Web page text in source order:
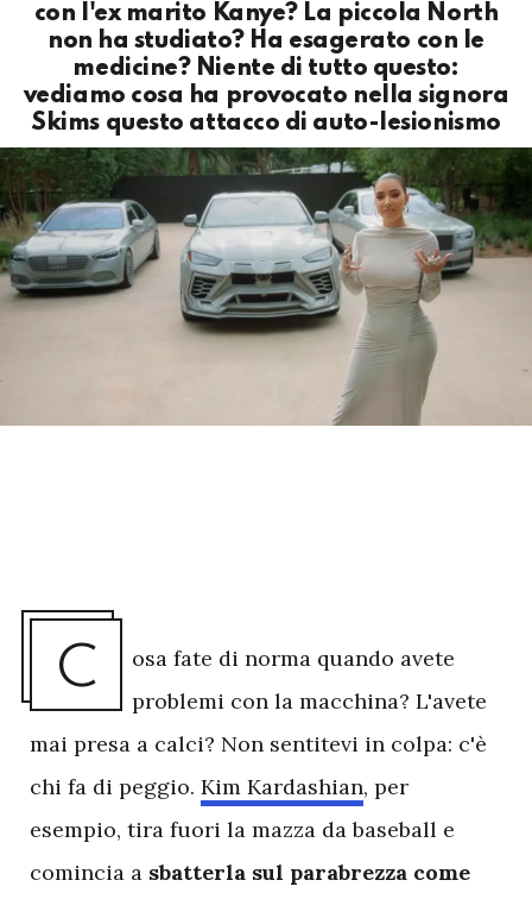
con l'ex marito Kanye? La piccola North
non ha studiato? Ha esagerato con le
medicine? Niente di tutto questo:
vediamo cosa ha provocato nella signora
Skims questo attacco di auto-lesionismo
C
osa fate di norma quando avete
problemi con la macchina? L'avete
mai presa a calci? Non sentitevi in colpa: c'è
chi fa di peggio. Kim Kardashian, per
esempio, tira fuori la mazza da baseball e
comincia a sbatterla sul parabrezza come